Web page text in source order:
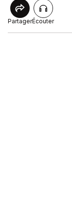
PartagerÉcouter